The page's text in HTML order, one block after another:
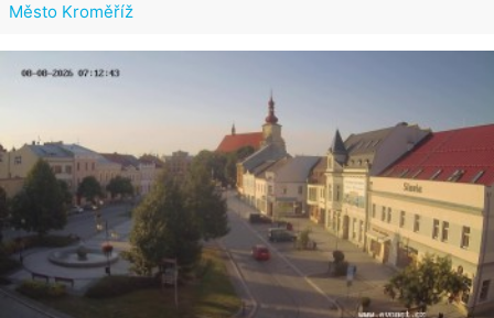
Město Kroměříž